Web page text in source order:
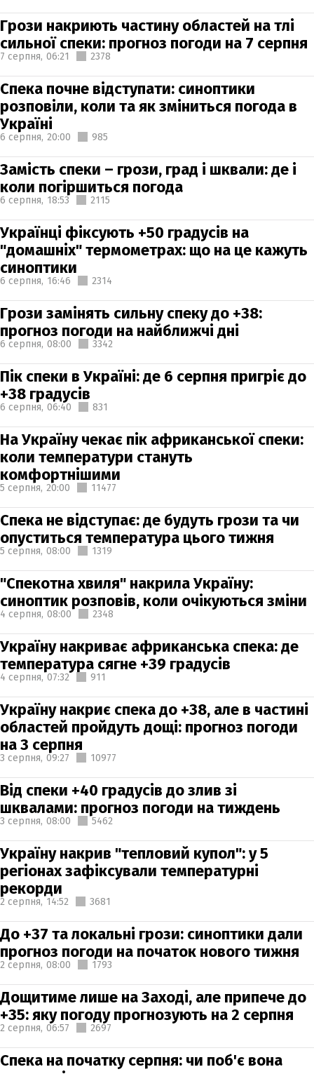
Грози накриють частину областей на тлі
сильної спеки: прогноз погоди на 7 серпня
7 серпня, 06:21 2378
Спека почне відступати: синоптики
розповіли, коли та як зміниться погода в
Україні
6 серпня, 20:00 985
Замість спеки – грози, град і шквали: де і
коли погіршиться погода
6 серпня, 18:53 2115
Українці фіксують +50 градусів на
"домашніх" термометрах: що на це кажуть
синоптики
6 серпня, 16:46 2314
Грози замінять сильну спеку до +38:
прогноз погоди на найближчі дні
6 серпня, 08:00 3342
Пік спеки в Україні: де 6 серпня пригріє до
+38 градусів
6 серпня, 06:40 831
На Україну чекає пік африканської спеки:
коли температури стануть
комфортнішими
5 серпня, 20:00 11477
Спека не відступає: де будуть грози та чи
опуститься температура цього тижня
5 серпня, 08:00 1319
"Спекотна хвиля" накрила Україну:
синоптик розповів, коли очікуються зміни
4 серпня, 08:00 2348
Україну накриває африканська спека: де
температура сягне +39 градусів
4 серпня, 07:32 911
Україну накриє спека до +38, але в частині
областей пройдуть дощі: прогноз погоди
на 3 серпня
3 серпня, 09:27 10977
Від спеки +40 градусів до злив зі
шквалами: прогноз погоди на тиждень
3 серпня, 08:00 5462
Україну накрив "тепловий купол": у 5
регіонах зафіксували температурні
рекорди
2 серпня, 14:52 3681
До +37 та локальні грози: синоптики дали
прогноз погоди на початок нового тижня
2 серпня, 08:00 1793
Дощитиме лише на Заході, але припече до
+35: яку погоду прогнозують на 2 серпня
2 серпня, 06:57 2697
Спека на початку серпня: чи поб'є вона